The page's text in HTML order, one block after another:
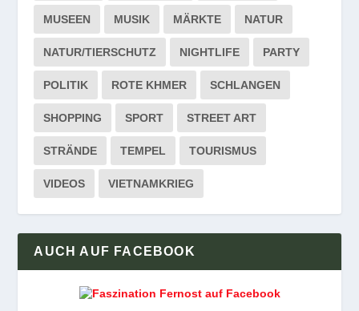
MUSEEN MUSIK MÄRKTE NATUR
NATUR/TIERSCHUTZ NIGHTLIFE PARTY
POLITIK ROTE KHMER SCHLANGEN
SHOPPING SPORT STREET ART
STRÄNDE TEMPEL TOURISMUS
VIDEOS VIETNAMKRIEG
AUCH AUF FACEBOOK